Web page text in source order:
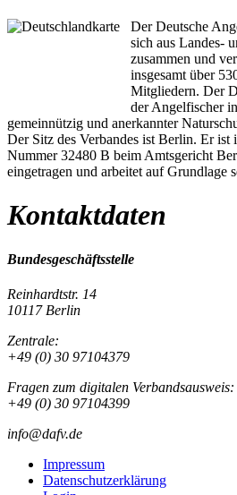
Der Deutsche
sich aus Landes-
zusammen und
insgesamt über
Mitgliedern. Der
der Angelfischer
gemeinnützig und anerkannter
Der Sitz des Verbandes ist Berlin. Er ist
Nummer 32480 B beim Amtsgericht
eingetragen und arbeitet auf Grundlage
Kontaktdaten
Bundesgeschäftsstelle
Reinhardtstr. 14
10117 Berlin
Zentrale:
+49 (0) 30 97104379
Fragen zum digitalen Verbandsausweis:
+49 (0) 30 97104399
info@dafv.de
Impressum
Datenschutzerklärung